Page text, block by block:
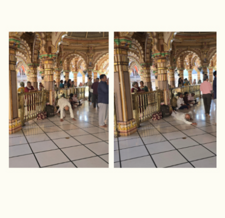
TADJIKISTAN
TANZANIE
TOGO
TURKMÉNISTAN
TURQUIE
VIETNAM
ZANZIBAR